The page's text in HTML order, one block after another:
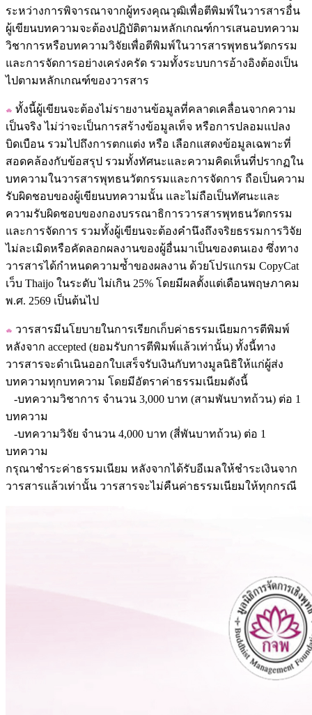
ระหว่างการพิจารณาจากผู้ทรงคุณวุฒิเพื่อตีพิมพ์ในวารสารอื่น
ผู้เขียนบทความจะต้องปฏิบัติตามหลักเกณฑ์การเสนอบทความ
วิชาการหรือบทความวิจัยเพื่อตีพิมพ์ในวารสารพุทธนวัตกรรม
และการจัดการอย่างเคร่งครัด รวมทั้งระบบการอ้างอิงต้องเป็น
ไปตามหลักเกณฑ์ของวารสาร
ทั้งนี้ผู้เขียนจะต้องไม่รายงานข้อมูลที่คลาดเคลื่อนจากความ
เป็นจริง ไม่ว่าจะเป็นการสร้างข้อมูลเท็จ หรือการปลอมแปลง
บิดเบือน รวมไปถึงการตกแต่ง หรือ เลือกแสดงข้อมูลเฉพาะที่
สอดคล้องกับข้อสรุป รวมทั้งทัศนะและความคิดเห็นที่ปรากฏใน
บทความในวารสารพุทธนวัตกรรมและการจัดการ ถือเป็นความ
รับผิดชอบของผู้เขียนบทความนั้น และไม่ถือเป็นทัศนะและ
ความรับผิดชอบของกองบรรณาธิการวารสารพุทธนวัตกรรม
และการจัดการ รวมทั้งผู้เขียนจะต้องคำนึงถึงจริยธรรมการวิจัย
ไม่ละเมิดหรือคัดลอกผลงานของผู้อื่นมาเป็นของตนเอง ซึ่งทาง
วารสารได้กำหนดความซ้ำของผลงาน ด้วยโปรแกรม CopyCat
เว็บ Thaijo ในระดับ ไม่เกิน 25% โดยมีผลตั้งแต่เดือนพฤษภาคม
พ.ศ. 2569 เป็นต้นไป
วารสารมีนโยบายในการเรียกเก็บค่าธรรมเนียมการตีพิมพ์
หลังจาก accepted (ยอมรับการตีพิมพ์แล้วเท่านั้น) ทั้งนี้ทาง
วารสารจะดำเนินออกใบเสร็จรับเงินกับทางมูลนิธิให้แก่ผู้ส่ง
บทความทุกบทความ โดยมีอัตราค่าธรรมเนียมดังนี้
-บทความวิชาการ จำนวน 3,000 บาท (สามพันบาทถ้วน) ต่อ 1
บทความ
-บทความวิจัย จำนวน 4,000 บาท (สี่พันบาทถ้วน) ต่อ 1
บทความ
กรุณาชำระค่าธรรมเนียม หลังจากได้รับอีเมลให้ชำระเงินจาก
วารสารแล้วเท่านั้น วารสารจะไม่คืนค่าธรรมเนียมให้ทุกกรณี